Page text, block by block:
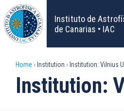
Skip
to
main
content
Instituto de
de Canarias • IAC
Breadcrumb
Home Institution Institution: Vilnius
Institution: